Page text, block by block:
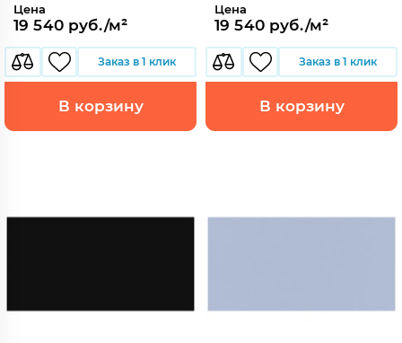
Цена
19 540 руб./м²
Заказ в 1 клик
В корзину
Цена
19 540 руб./м²
Заказ в 1 клик
В корзину